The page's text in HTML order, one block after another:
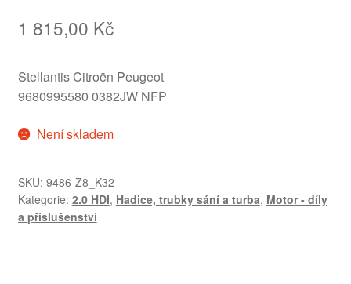
1 815,00 Kč
Stellantis Citroën Peugeot
9680995580 0382JW NFP
Není skladem
SKU: 9486-Z8_K32
Kategorie: 2.0 HDI, Hadice, trubky sání a turba, Motor - díly
a příslušenství